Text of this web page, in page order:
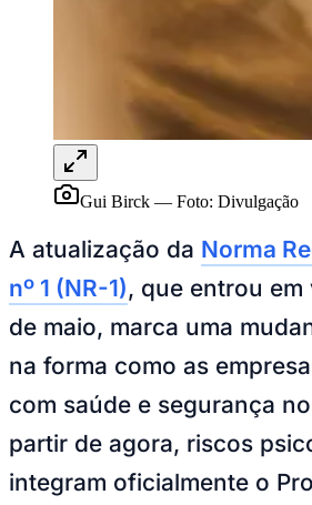
NBB
Competições de Futebol
Brasileirão Série A
Paulistão
Libertadores
Sul-Americana
Copa América
Premier League
La Liga
Bundesliga
Mundial 2026
Times - Ir direto
Gui Birck — Foto: Divulgação
A atualização da Norma
nº 1 (NR-1), que entrou
de maio, marca uma
na forma como as
com saúde e segurança
partir de agora, riscos
integram oficialmente o